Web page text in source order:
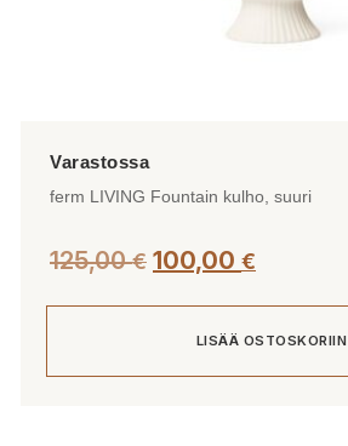
ferm LIVING Fountain kulho, suuri
125,00€ 100,00 €
LISÄÄ OSTOSKORIIN